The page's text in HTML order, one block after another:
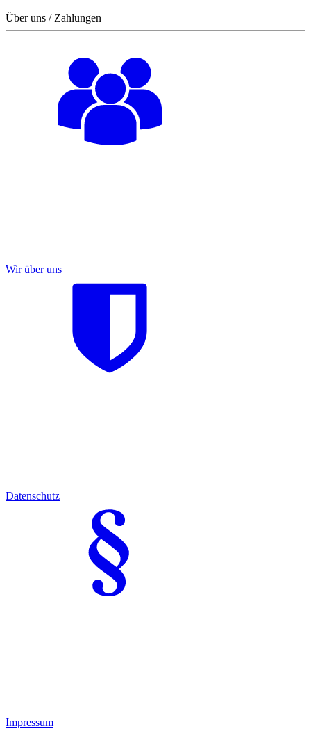
Über uns / Zahlungen
Wir über uns
Datenschutz
Impressum